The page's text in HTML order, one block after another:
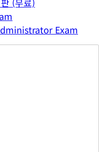
Exam